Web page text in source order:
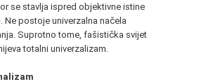
se stavlja ispred objektivne istine
Ne postoje univerzalna načela
Suprotno tome, fašistička svijet
totalni univerzalizam.